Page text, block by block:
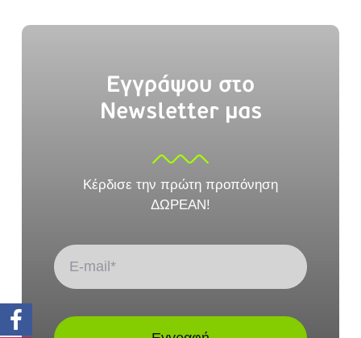
Εγγράψου στο
Newsletter μας
Κέρδισε την πρώτη προπόνηση
ΔΩΡΕΑΝ!